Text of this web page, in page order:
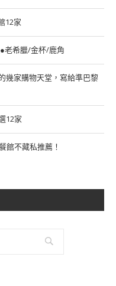
12家
老希臘/金杯/鹿角
幾家購物天堂，寫給準巴黎
12家
館不藏私推薦！